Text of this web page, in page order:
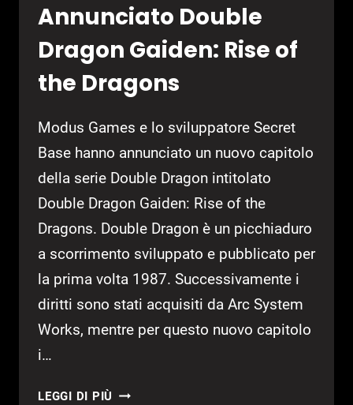
Annunciato Double
Dragon Gaiden: Rise of
the Dragons
Modus Games e lo sviluppatore Secret
Base hanno annunciato un nuovo capitolo
della serie Double Dragon intitolato
Double Dragon Gaiden: Rise of the
Dragons. Double Dragon è un picchiaduro
a scorrimento sviluppato e pubblicato per
la prima volta 1987. Successivamente i
diritti sono stati acquisiti da Arc System
Works, mentre per questo nuovo capitolo
i…
LEGGI DI PIÙ ANNUNCIATO